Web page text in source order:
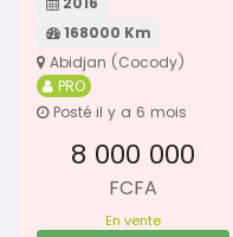
168000 Km
Abidjan (Cocody)
PRO
Posté il y a 6 mois
8 000 000
FCFA
En vente